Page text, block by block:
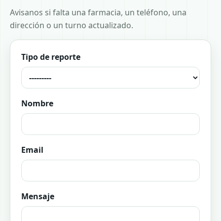
Avisanos si falta una farmacia, un teléfono, una
dirección o un turno actualizado.
Tipo de reporte
Nombre
Email
Mensaje